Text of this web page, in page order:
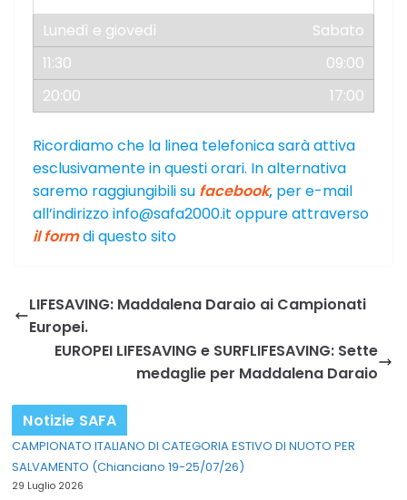
Sabato
09:00
17:00
Ricordiamo che la linea telefonica sarà attiva
esclusivamente in questi orari. In alternativa
saremo raggiungibili su facebook, per e-mail
all’indirizzo info@safa2000.it oppure attraverso
il formdi questo sito
LIFESAVING: Maddalena Daraio ai Campionati
Europei.
EUROPEI LIFESAVING e SURFLIFESAVING: Sette
medaglie per Maddalena Daraio
Notizie SAFA
CAMPIONATO ITALIANO DI CATEGORIA ESTIVO DI NUOTO PER
SALVAMENTO (Chianciano 19-25/07/26)
29 Luglio 2026